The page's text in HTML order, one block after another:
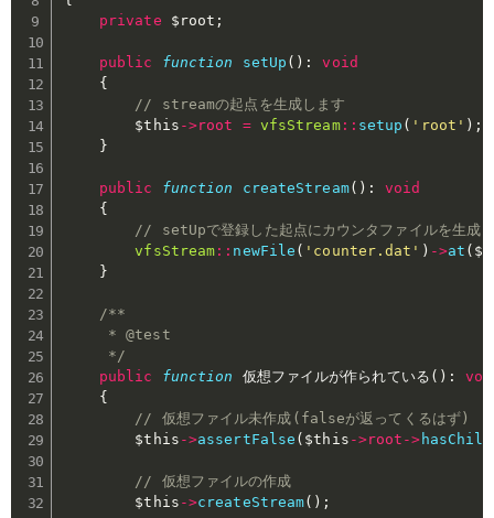
private
$root ;
public function setUp ( ) :
void
{
// streamの起点を生成します
$this ->root = vfsStream:: setup ( 'root' ) ;
}
public function createStream( ) :
void
{
// setUpで登録した起点にカウンタファイルを生成
vfsStream :: newFile ( 'counter.dat' ) ->at (
}
/**
     * @test
     */
public
function 仮想ファイルが作られている ( ) :
{
// 仮想ファイル未作成(falseが返ってくるはず)
$this ->assertFalse ( $this ->root -> hasChild
// 仮想ファイルの作成
$this ->createStream( ) ;